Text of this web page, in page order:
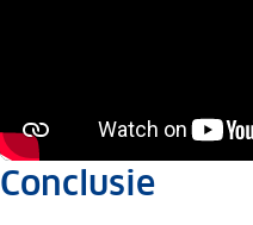
Conclusie